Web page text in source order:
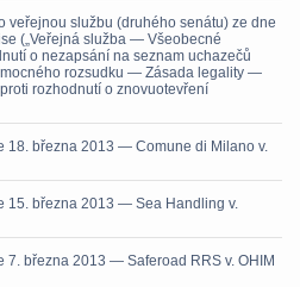
veřejnou službu (druhého senátu) ze dne
(„Veřejná služba — Všeobecné
o nezapsání na seznam uchazečů
rozsudku — Zásada legality —
rozhodnutí o znovuotevření
18. března 2013 — Comune di Milano v.
15. března 2013 — Sea Handling v.
7. března 2013 — Saferoad RRS v. OHIM